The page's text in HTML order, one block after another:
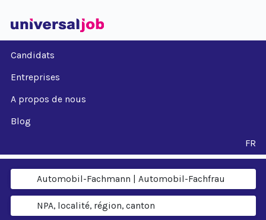
Candidats
Entreprises
A propos de nous
Blog
FR